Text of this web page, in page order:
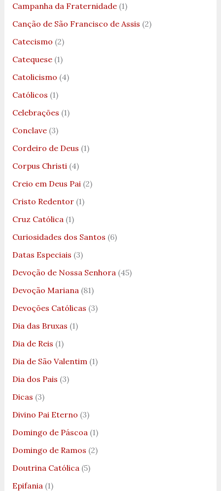
Campanha da Fraternidade(1)
Canção de São Francisco de Assis (2)
Catecismo (2)
Catequese(1)
Catolicismo (4)
Católicos (1)
Celebrações (1)
Conclave(3)
Cordeiro de Deus (1)
Corpus Christi (4)
Creio em Deus Pai (2)
Cristo Redentor(1)
Cruz Católica (1)
Curiosidades dos Santos (6)
Datas Especiais (3)
Devoção de Nossa Senhora (45)
Devoção Mariana (81)
Devoções Católicas (3)
Dia das Bruxas (1)
Dia de Reis (1)
Dia de São Valentim (1)
Dia dos Pais (3)
Dicas (3)
Divino Pai Eterno (3)
Domingo de Páscoa (1)
Domingo de Ramos (2)
Doutrina Católica (5)
Epifania (1)